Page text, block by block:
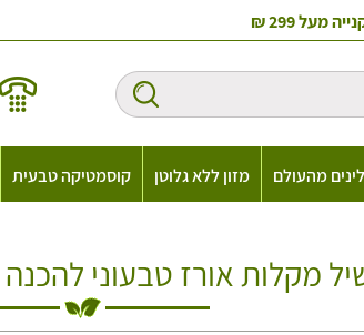
מעל 299 ₪
מהעולם מזון ללא גלוטן קוסמטיקה טבעית
מקלות אורז טבעוני